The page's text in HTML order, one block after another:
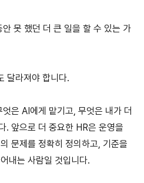
못 했던 더 큰 일을 할 수 있는 가
달라져야 합니다.
은 AI에게 맡기고, 무엇은 내가 더
. 앞으로 더 중요한 HR은 운영을
문제를 정확히 정의하고, 기준을
내는 사람일 것입니다.